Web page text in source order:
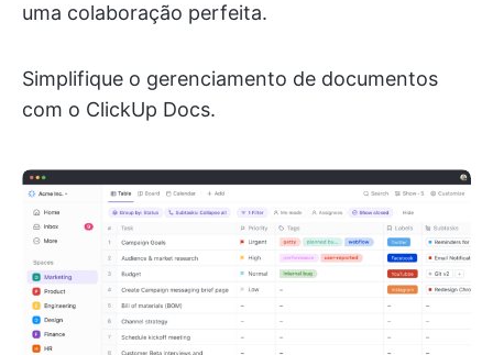
uma colaboração perfeita.
Simplifique o gerenciamento de documentos
com o ClickUp Docs.